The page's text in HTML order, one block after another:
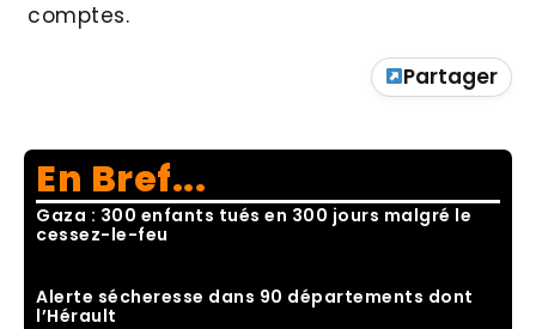
comptes.
Partager
En Bref...
Gaza : 300 enfants tués en 300 jours malgré le
cessez-le-feu
Alerte sécheresse dans 90 départements dont
l’Hérault